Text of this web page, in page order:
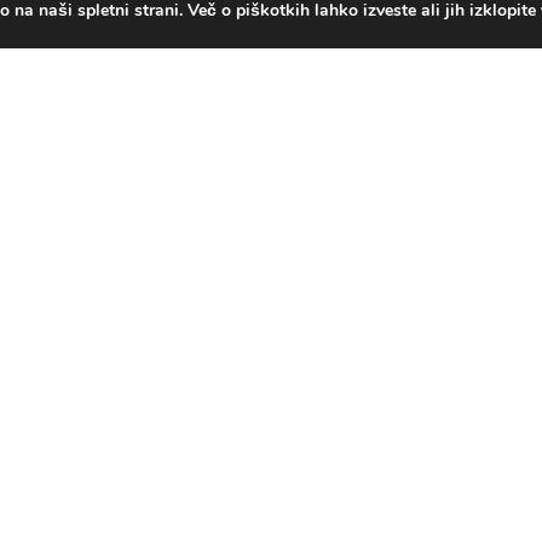
medtem ko se spopadate z roji sovražnikov in
na naši spletni strani. Več o piškotkih lahko izveste ali jih izklopite